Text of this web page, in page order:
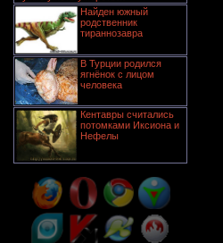
Найден южный
родственник
тираннозавра
В Турции родился
ягнёнок с лицом
человека
Кентавры считались
потомками Иксиона и
Нефелы